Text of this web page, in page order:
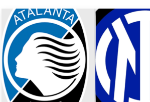
2-
Dea
non
sfigura,
ma
perde